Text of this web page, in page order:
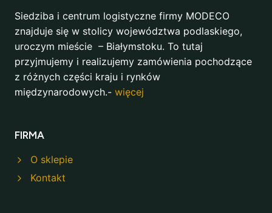
Siedziba i centrum logistyczne firmy MODECO
znajduje się w stolicy województwa podlaskiego,
uroczym mieście – Białymstoku. To tutaj
przyjmujemy i realizujemy zamówienia pochodzące
z różnych części kraju i rynków
międzynarodowych.- więcej
FIRMA
O sklepie
Kontakt